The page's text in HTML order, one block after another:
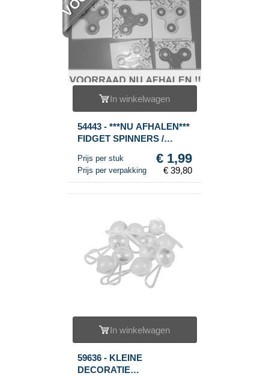
In winkelwagen
54443 - ***NU AFHALEN***
FIDGET SPINNERS /
2017*** (20st.)
Prijs per stuk € 1,99
Prijs per verpakking € 39,80
In winkelwagen
59636 - KLEINE
DECORATIE